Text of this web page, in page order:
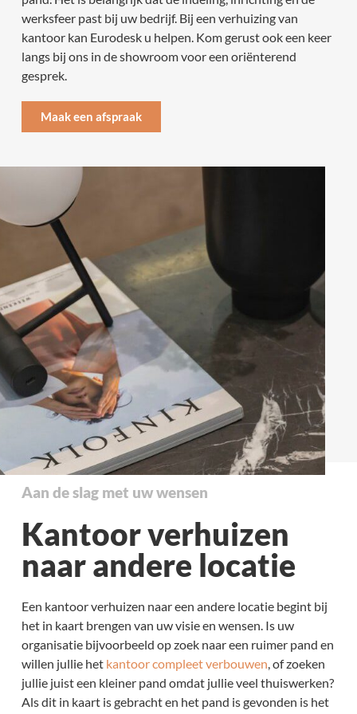
werksfeer past bij uw bedrijf. Bij een verhuizing van
kantoor kan Eurodesk u helpen. Kom gerust ook een keer
langs bij ons in de showroom voor een oriënterend
gesprek.
Maak een afspraak
Aan de slag met uw wensen
Kantoor verhuizen
naar andere locatie
Een kantoor verhuizen naar een andere locatie begint bij
het in kaart brengen van uw visie en wensen. Is uw
organisatie bijvoorbeeld op zoek naar een ruimer pand en
willen jullie het kantoor compleet verbouwen, of zoeken
jullie juist een kleiner pand omdat jullie veel thuiswerken?
Als dit in kaart is gebracht en het pand is gevonden is het